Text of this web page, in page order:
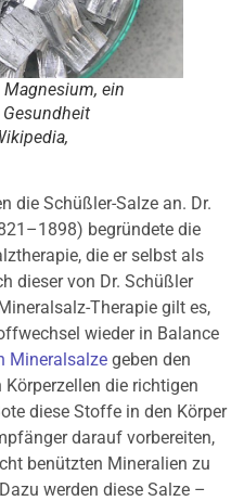
ein
die Schüßler-Salze an. Dr.
begründete die
die er selbst als
dieser von Dr. Schüßler
Therapie gilt es,
wieder in Balance
Mineralsalze geben den
Körperzellen die richtigen
diese Stoffe in den Körper
darauf vorbereiten,
benützten Mineralien zu
werden diese Salze –